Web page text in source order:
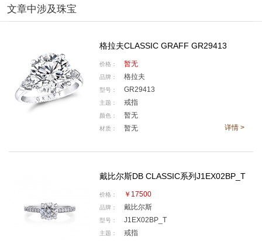
GIA 净度等级表包括 11 个可能的净度等级
我们知道净度（Clarity）是钻石4C标准中的一环。
在GIA的解读里，
钻石在形成、切割、磨光和日常佩戴过
程中产生的内部和外部特征，被称为“净度特征”
地方会称之为“瑕疵”，但严格意义上来说，这种叫法并不
严谨）。形象一点来说，世界上之所以没有一颗相同的
钻石，很大程度是因为净度的内含物不同所造成。
文章中涉及珠宝
格拉夫CLASSIC GRAFF GR29413
价格： 暂无
品牌： 格拉夫
型号： GR29413
主题： 戒指
颜色： 暂无
材质： 暂无 详情 >
戴比尔斯DB CLASSIC系列J1EX02BP_T
价格： ￥17500
品牌： 戴比尔斯
型号： J1EX02BP_T
主题： 戒指